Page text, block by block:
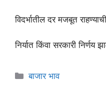
विदर्भातील दर मजबूत
निर्यात किंवा सरकारी
Categories
बाजार भाव